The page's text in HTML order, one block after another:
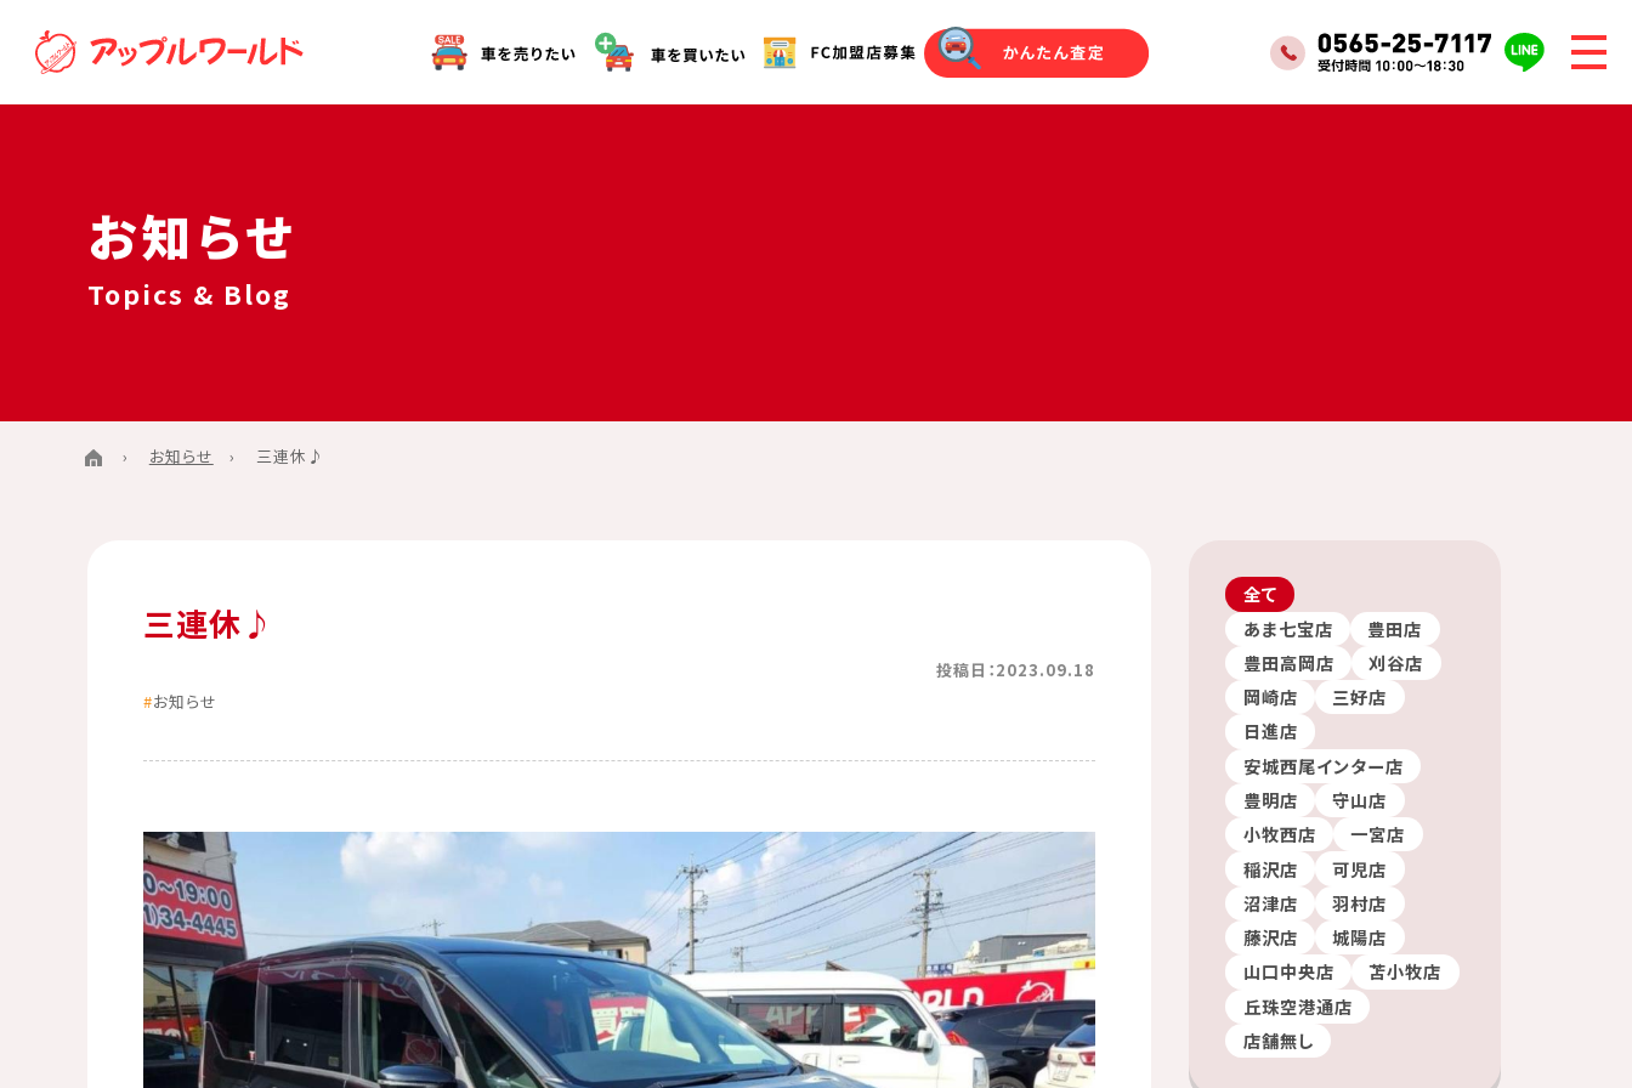
お知らせ
Topics & Blog
お知らせ 三連休♪
三連休♪
投稿日：2023.09.18
お知らせ
全て
あま七宝店
豊田店
豊田高岡店
刈谷店
岡崎店
三好店
日進店
安城西尾インター店
豊明店
守山店
小牧西店
一宮店
稲沢店
可児店
沼津店
羽村店
藤沢店
城陽店
山口中央店
苫小牧店
丘珠空港通店
店舗無し